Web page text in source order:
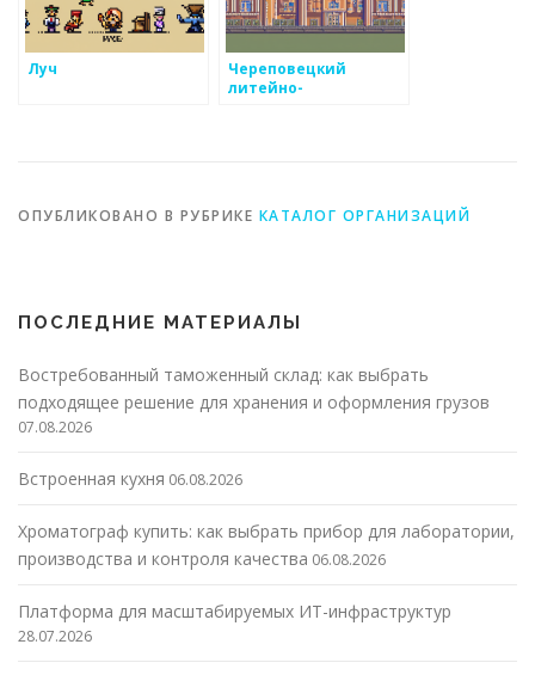
Луч
Череповецкий
литейно-
ОПУБЛИКОВАНО В РУБРИКЕ КАТАЛОГ ОРГАНИЗАЦИЙ
ПОСЛЕДНИЕ МАТЕРИАЛЫ
Востребованный таможенный склад: как выбрать
подходящее решение для хранения и оформления грузов
07.08.2026
Встроенная кухня 06.08.2026
Хроматограф купить: как выбрать прибор для лаборатории,
производства и контроля качества 06.08.2026
Платформа для масштабируемых ИТ-инфраструктур
28.07.2026